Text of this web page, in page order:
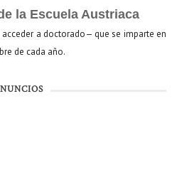
la Escuela Austriaca
a doctorado— que se imparte en
de cada año.